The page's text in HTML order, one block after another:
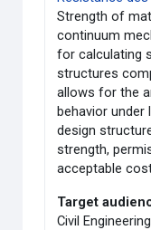
Strength of
continuum
for calculating
structures
allows for the
behavior under
design
strength,
acceptable
Target
Civil Engineering